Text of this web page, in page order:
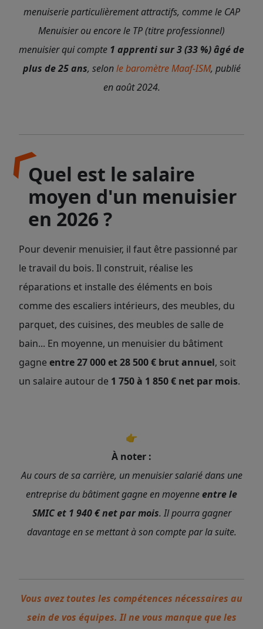
menuiserie particulièrement attractifs, comme le CAP
Menuisier ou encore le TP (titre professionnel)
menuisier qui compte 1 apprenti sur 3 (33 %) âgé de
plus de 25 ans, selonle baromètre Maaf-ISM, publié
en août 2024.
Quel est le salaire
moyen d'un menuisier
en 2026 ?
Pour devenir menuisier, il faut être passionné par
le travail du bois. Il construit, réalise les
réparations et installe des éléments en bois
comme des escaliers intérieurs, des meubles, du
parquet, des cuisines, des meubles de salle de
bain... En moyenne, un menuisier du bâtiment
gagne entre 27 000 et28 500 € brut annuel, soit
un salaire autour de 1 750 à 1 850 € net par mois.
👉
À noter :
Au cours de sa carrière, un menuisier salarié dans une
entreprise du bâtiment gagne en moyenneentre le
SMIC et 1 940 € net par mois. Il pourra gagner
davantage en se mettant à son compte par la suite.
Vous avez toutes les compétences nécessaires au
sein de vos équipes. Il ne vous manque que les